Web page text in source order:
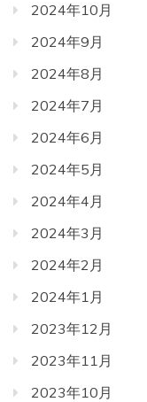
2024年10月
2024年9月
2024年8月
2024年7月
2024年6月
2024年5月
2024年4月
2024年3月
2024年2月
2024年1月
2023年12月
2023年11月
2023年10月